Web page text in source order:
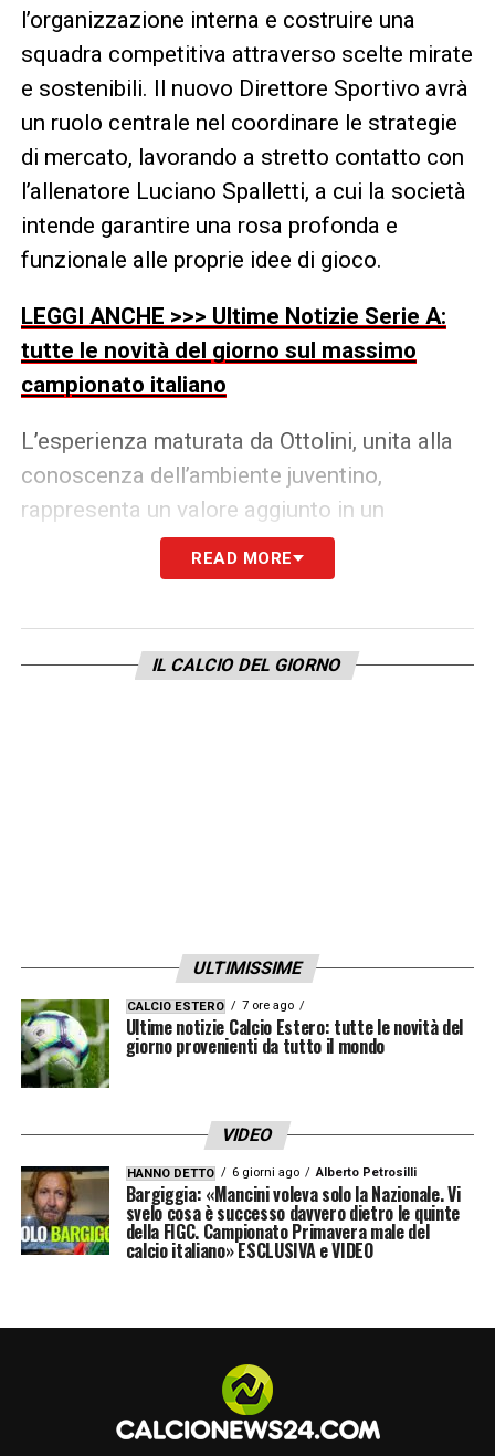
l’organizzazione interna e costruire una
squadra competitiva attraverso scelte mirate
e sostenibili. Il nuovo Direttore Sportivo avrà
un ruolo centrale nel coordinare le strategie
di mercato, lavorando a stretto contatto con
l’allenatore Luciano Spalletti, a cui la società
intende garantire una rosa profonda e
funzionale alle proprie idee di gioco.
LEGGI ANCHE >>> Ultime Notizie Serie A:
tutte le novità del giorno sul massimo
campionato italiano
L’esperienza maturata da Ottolini, unita alla
conoscenza dell’ambiente juventino,
rappresenta un valore aggiunto in un
momento delicato ma ricco di opportunità.
La Juventus punta su continuità,
Ottolini la responsabilità di guidare il nuovo
corso sportivo e riportare il club ai vertici del
parte dell’organigramma bianconero, a
diretto riporto del Chief Executive Officer
Damien Comolli. Marco Ottolini porta con sé
un bagaglio di esperienze ampio e
diversi ruoli ricoperti all’interno del mondo
del calcio.
Nato nel 1980, dopo aver concluso la
carriera sul campo nel 2002, ha scelto di
attraverso esperienze che gli hanno
permesso di sviluppare una conoscenza
profonda delle dinamiche del calcio
professionistico. Nel2015inizia
READ MORE
IL CALCIO DEL GIORNO
ULTIMISSIME
CALCIO ESTERO 7 ore ago
Ultime notizie Calcio Estero: tutte le novità del
giorno provenienti da tutto il mondo
VIDEO
HANNO DETTO 6 giorni ago Alberto Petrosilli
Bargiggia: «Mancini voleva solo la Nazionale. Vi
svelo cosa è successo davvero dietro le quinte
della FIGC. Campionato Primavera male del
calcio italiano» ESCLUSIVA e VIDEO